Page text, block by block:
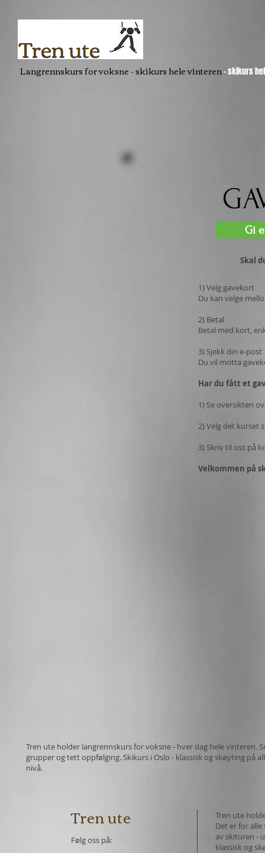
Langrennskurs for voksne - skikurs hele vinteren- skikurs
Gi
Skal
1) Velg gavekort
Du kan velge
2) Betal
Betal med kort,
3) Sjekk din e-post
Du vil motta
Har du fått et
1) Se oversikten
2) Velg det kurset
3) Skriv til oss på
Velkommen på
Tren ute holder langrennskurs for voksne - hver dag hele vinteren.
grupper og tett oppfølging. Skikurs i Oslo - klassisk og skøyting på
nivå.
Tren ute
Følg oss på:
Tren ute
Det er for
av skituren -
klassisk og